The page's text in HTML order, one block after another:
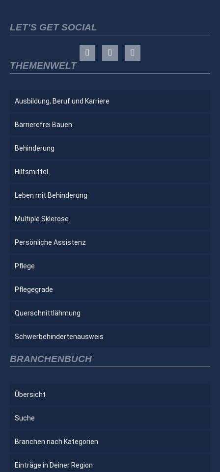
LET'S GET SOCIAL
THEMENWELT
Ausbildung, Beruf und Karriere
Barrierefrei Bauen
Behinderung
Hilfsmittel
Leben mit Behinderung
Multiple Sklerose
Persönliche Assistenz
Pflege
Pflegegrade
Querschnittlähmung
Schwerbehindertenausweis
BRANCHENBUCH
Übersicht
Suche
Branchen nach Kategorien
Einträge in Deiner Region